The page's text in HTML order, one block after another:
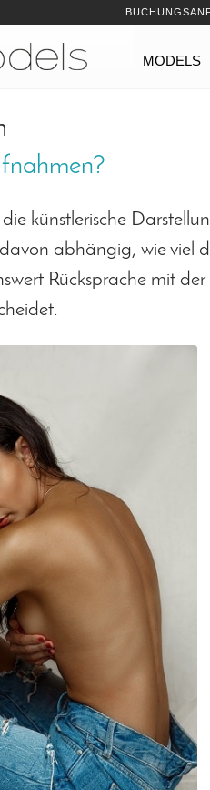
Navigation
MODELS
künstlerische
abhängig, wie viel
Rücksprache mit der